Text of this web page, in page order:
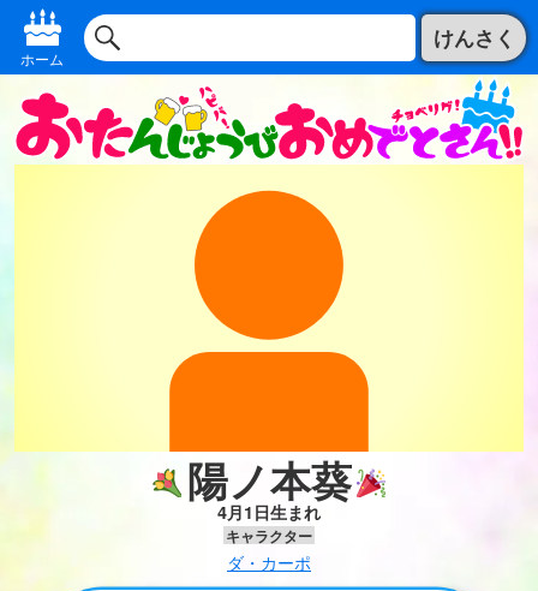
ホーム
けんさく
陽ノ本葵
4月1日生まれ
キャラクター
ダ・カーポ